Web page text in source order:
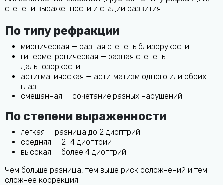
степени выраженности и стадии развития.
По типу рефракции
миопическая — разная степень близорукости
гиперметропическая — разная степень
дальнозоркости
астигматическая — астигматизм одного или обоих
глаз
смешанная — сочетание разных нарушений
По степени выраженности
лёгкая — разница до 2 диоптрий
средняя — 2–4 диоптрии
высокая — более 4 диоптрий
Чем больше разница, тем выше риск осложнений и тем
сложнее коррекция.